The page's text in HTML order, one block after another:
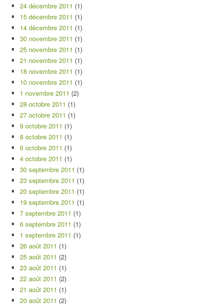
24 décembre 2011 (1)
15 décembre 2011 (1)
14 décembre 2011 (1)
30 novembre 2011 (1)
25 novembre 2011 (1)
21 novembre 2011 (1)
18 novembre 2011 (1)
10 novembre 2011 (1)
1 novembre 2011 (2)
28 octobre 2011 (1)
27 octobre 2011 (1)
9 octobre 2011 (1)
8 octobre 2011 (1)
6 octobre 2011 (1)
4 octobre 2011 (1)
30 septembre 2011 (1)
23 septembre 2011 (1)
20 septembre 2011 (1)
19 septembre 2011 (1)
7 septembre 2011 (1)
6 septembre 2011 (1)
1 septembre 2011 (1)
26 août 2011 (1)
25 août 2011 (2)
23 août 2011 (1)
22 août 2011 (2)
21 août 2011 (1)
20 août 2011 (2)